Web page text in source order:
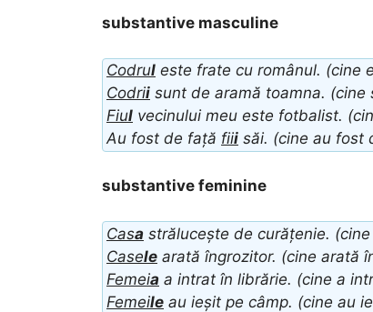
substantive masculine
Codrul este frate cu românul. (cine
Codrii sunt de aramă toamna. (cine
Fiul vecinului meu este fotbalist.
Au fost de față fiii săi. (cine au fost
substantive feminine
Casa strălucește de curățenie.
Casele arată îngrozitor. (cine arată
Femeia a intrat în librărie. (cine a
Femeile au ieșit pe câmp. (cine au